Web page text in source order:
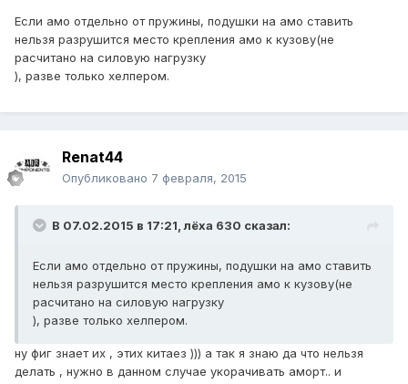
Если амо отдельно от пружины, подушки на амо ставить
нельзя разрушится место крепления амо к кузову(не
расчитано на силовую нагрузку
), разве только хелпером.
Renat44
Опубликовано 7 февраля, 2015
В 07.02.2015 в 17:21, лёха 630 сказал:
Если амо отдельно от пружины, подушки на амо ставить
нельзя разрушится место крепления амо к кузову(не
расчитано на силовую нагрузку
), разве только хелпером.
ну фиг знает их , этих китаез ))) а так я знаю да что нельзя
делать , нужно в данном случае укорачивать аморт.. и